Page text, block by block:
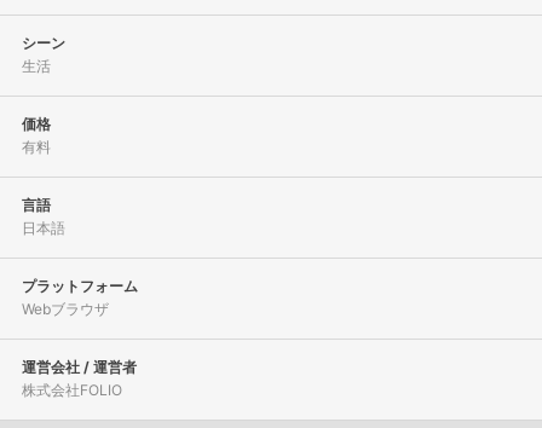
シーン
生活
価格
有料
言語
日本語
プラットフォーム
Webブラウザ
運営会社 / 運営者
株式会社FOLIO